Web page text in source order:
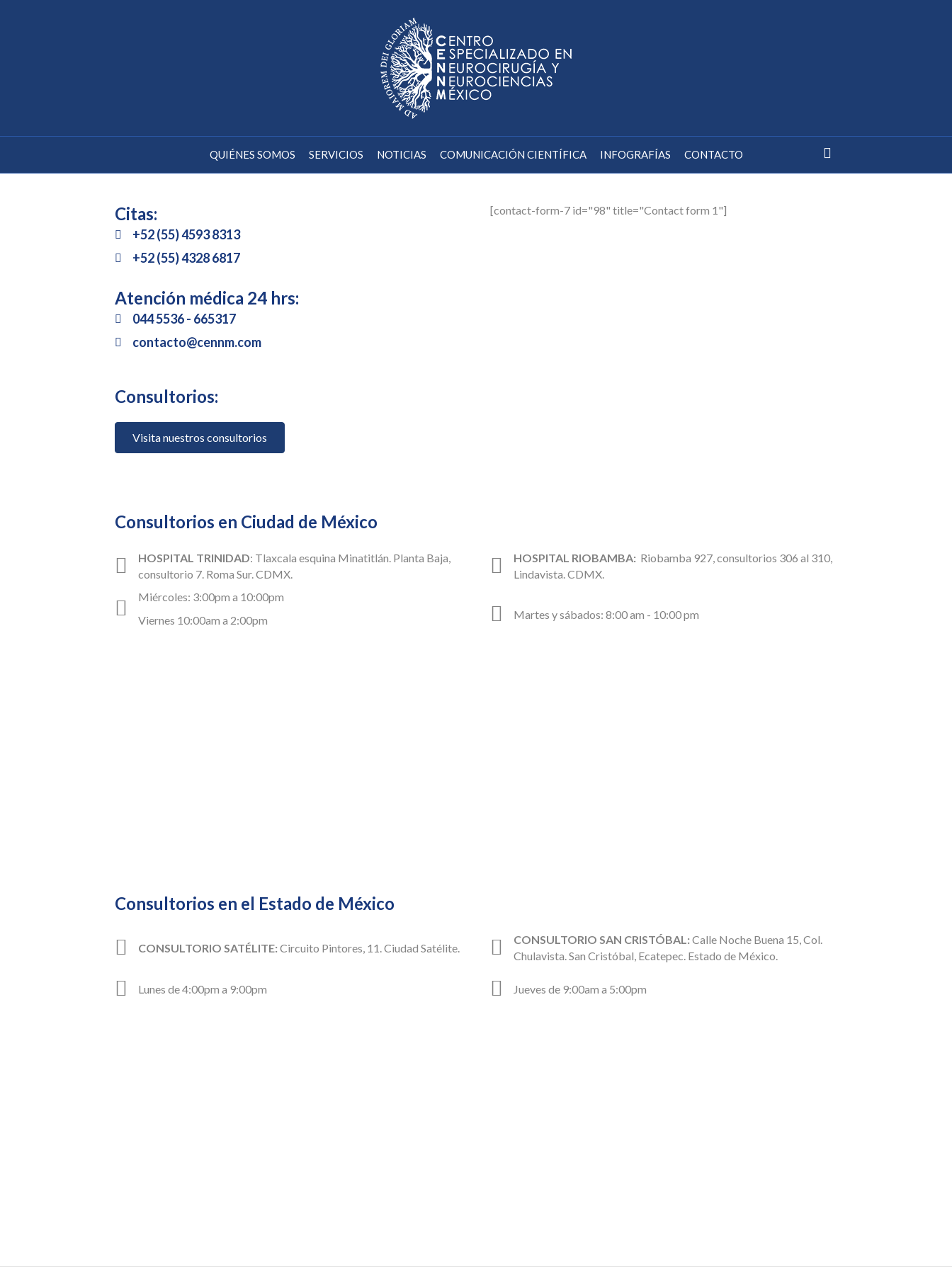
QUIÉNES SOMOS SERVICIOS NOTICIAS COMUNICACIÓN CIENTÍFICA INFOGRAFÍAS CONTACTO
Citas:
+52 (55) 4593 8313
+52 (55) 4328 6817
Atención médica 24 hrs:
044 5536 - 665317
contacto@cennm.com
Consultorios:
Visita nuestros consultorios
[contact-form-7 id="98" title="Contact form 1"]
Consultorios en Ciudad de México
HOSPITAL TRINIDAD: Tlaxcala esquina Minatitlán. Planta Baja,
consultorio 7. Roma Sur. CDMX.
Miércoles: 3:00pm a 10:00pm
Viernes 10:00am a 2:00pm
HOSPITAL RIOBAMBA: Riobamba 927, consultorios 306 al 310,
Lindavista. CDMX.
Martes y sábados: 8:00 am - 10:00 pm
Consultorios en el Estado de México
CONSULTORIO SATÉLITE: Circuito Pintores, 11. Ciudad Satélite.
Lunes de 4:00pm a 9:00pm
CONSULTORIO SAN CRISTÓBAL: Calle Noche Buena 15, Col.
Chulavista. San Cristóbal, Ecatepec. Estado de México.
Jueves de 9:00am a 5:00pm